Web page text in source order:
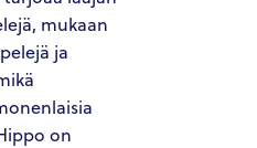
mukaan
ja
on